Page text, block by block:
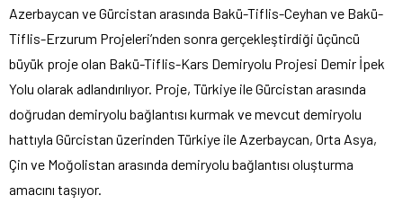
Azerbaycan ve Gürcistan arasında Bakü-Tiflis-Ceyhan ve Bakü-
Tiflis-Erzurum Projeleri’nden sonra gerçekleştirdiği üçüncü
büyük proje olan Bakü-Tiflis-Kars Demiryolu Projesi Demir İpek
Yolu olarak adlandırılıyor. Proje, Türkiye ile Gürcistan arasında
doğrudan demiryolu bağlantısı kurmak ve mevcut demiryolu
hattıyla Gürcistan üzerinden Türkiye ile Azerbaycan, Orta Asya,
Çin ve Moğolistan arasında demiryolu bağlantısı oluşturma
amacını taşıyor.